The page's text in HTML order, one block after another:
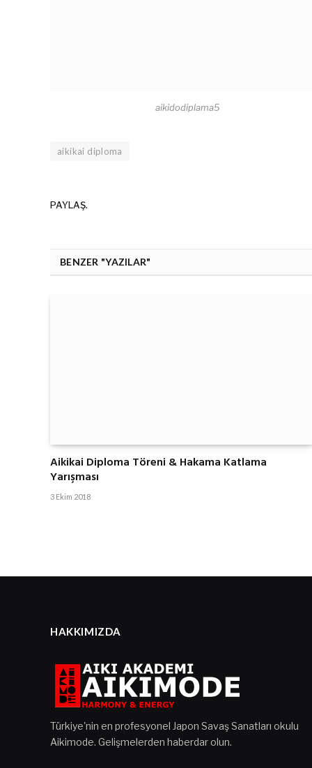
aikidodiplama5
aikikai diploma
PAYLAŞ.
BENZER "YAZILAR"
Aikikai Diploma Töreni & Hakama Katlama
Yarışması
3 Ekim 2018
HAKKIMIZDA
Türkiye'nin en profesyonel Japon Savaş Sanatları okulu
Aikimode. Gelişmelerden haberdar olun.